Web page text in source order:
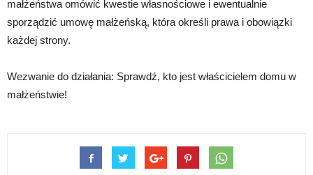
małżeństwa omówić kwestie własnościowe i ewentualnie
sporządzić umowę małżeńską, która określi prawa i obowiązki
każdej strony.
Wezwanie do działania: Sprawdź, kto jest właścicielem domu w
małżeństwie!